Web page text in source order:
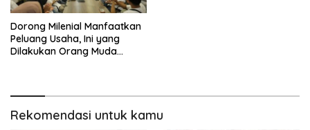
Dorong Milenial Manfaatkan
Peluang Usaha, Ini yang
Dilakukan Orang Muda
Rekomendasi untuk kamu